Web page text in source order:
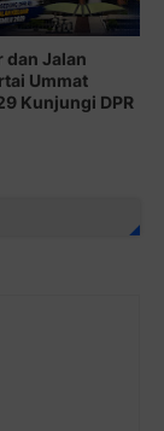
dan Jalan
Ummat
Kunjungi DPR